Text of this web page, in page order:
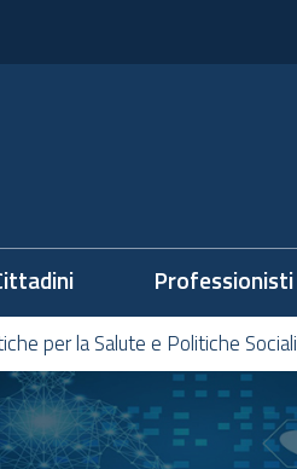
Professionisti
per la Salute e Politiche Sociali